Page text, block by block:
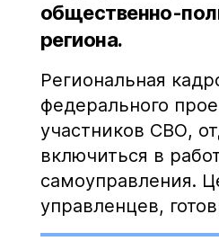
общественно-
региона.
Региональная
федерального
участников СВО,
включиться в
самоуправления.
управленцев,